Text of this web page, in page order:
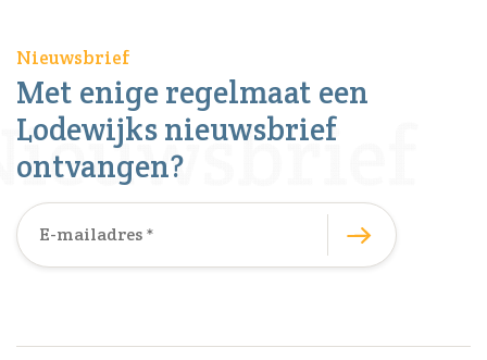
Nieuwsbrief
Met enige regelmaat een
Lodewijks nieuwsbrief
ontvangen?